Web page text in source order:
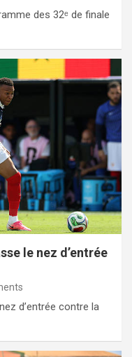
des 32ᵉ de finale
le nez d’entrée
d’entrée contre la